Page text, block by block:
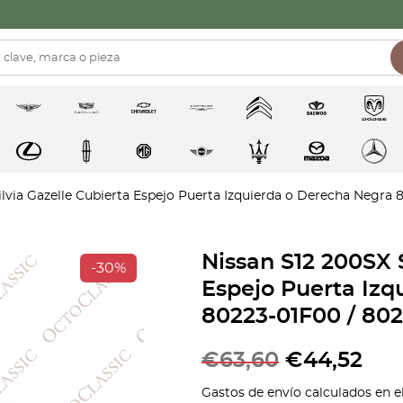
Gazelle Cubierta Espejo Puerta Izquierda o Derecha Negra
-30%
Nissan S12
Espejo Puerta
80223-01F00 /
€63,60 €44,52
Gastos de envío calculados en